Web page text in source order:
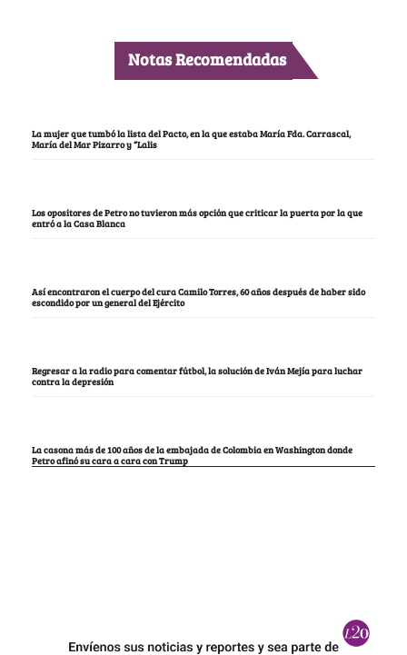
Notas Recomendadas
La mujer que tumbó la lista del Pacto, en la que estaba María Fda. Carrascal,
María del Mar Pizarro y “Lalis
Los opositores de Petro no tuvieron más opción que criticar la puerta por la que
entró a la Casa Blanca
Así encontraron el cuerpo del cura Camilo Torres, 60 años después de haber sido
escondido por un general del Ejército
Regresar a la radio para comentar fútbol, la solución de Iván Mejía para luchar
contra la depresión
La casona más de 100 años de la embajada de Colombia en Washington donde
Petro afinó su cara a cara con Trump